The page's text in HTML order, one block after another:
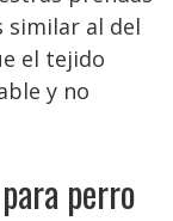
similar al del
el tejido
y no
perro